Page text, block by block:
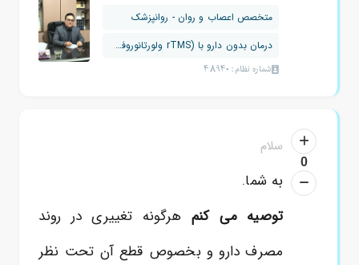
متخصص اعصاب و روان - روانپزشک
درمان بدون دارو با (rTMS ولورتانوروفی...
شماره نظام: 48940
0
سلام
به شما.
توصیه می کنم هرگونه تغییری در روند
مصرف دارو و بخصوص قطع آن تحت نظر